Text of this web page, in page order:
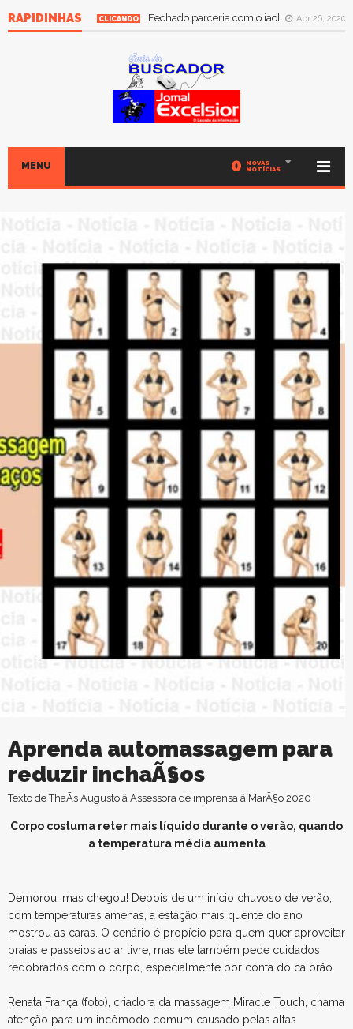
RAPIDINHAS CLICANDO Fechado parceria com o iaol Apr 26, 2020
MENU 0
NOVAS
NOTÍCIAS
Aprenda automassagem para
reduzir inchaÃ§os
Texto de ThaÃ­s Augusto â Assessora de imprensa â MarÃ§o 2020
Corpo costuma reter mais líquido durante o verão, quando
a temperatura média aumenta
Demorou, mas chegou! Depois de um início chuvoso de verão,
com temperaturas amenas, a estação mais quente do ano
mostrou as caras. O cenário é propício para quem quer aproveitar
praias e passeios ao ar livre, mas ele também pede cuidados
redobrados com o corpo, especialmente por conta do calorão.
Renata França (foto), criadora da massagem Miracle Touch, chama
atenção para um incômodo comum causado pelas altas